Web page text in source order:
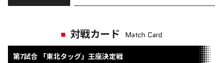
対戦カード Match Card
第7試合 「東北タッグ」王座決定戦